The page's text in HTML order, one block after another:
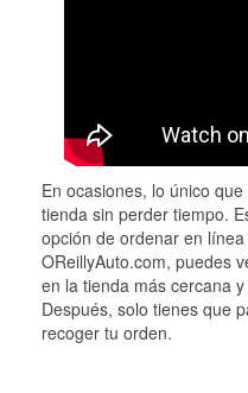
En ocasiones, lo único
tienda sin perder tiempo.
opción de ordenar en
OReillyAuto.com, puedes
en la tienda más cercana
Después, solo tienes que
recoger tu orden.